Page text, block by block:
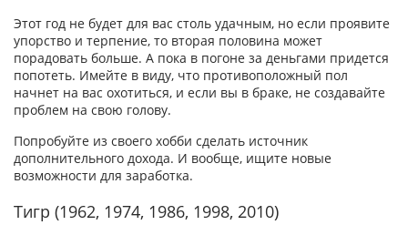
Этот год не будет для вас столь удачным, но если проявите
упорство и терпение, то вторая половина может
порадовать больше. А пока в погоне за деньгами придется
попотеть. Имейте в виду, что противоположный пол
начнет на вас охотиться, и если вы в браке, не создавайте
проблем на свою голову.
Попробуйте из своего хобби сделать источник
дополнительного дохода. И вообще, ищите новые
возможности для заработка.
Тигр (1962, 1974, 1986, 1998, 2010)